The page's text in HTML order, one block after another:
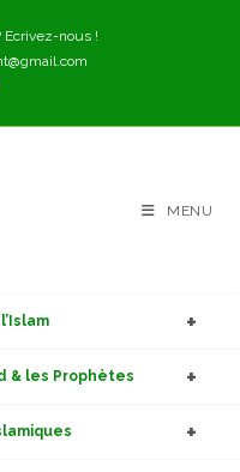
Ecrivez-nous !
MENU
& les Prophètes